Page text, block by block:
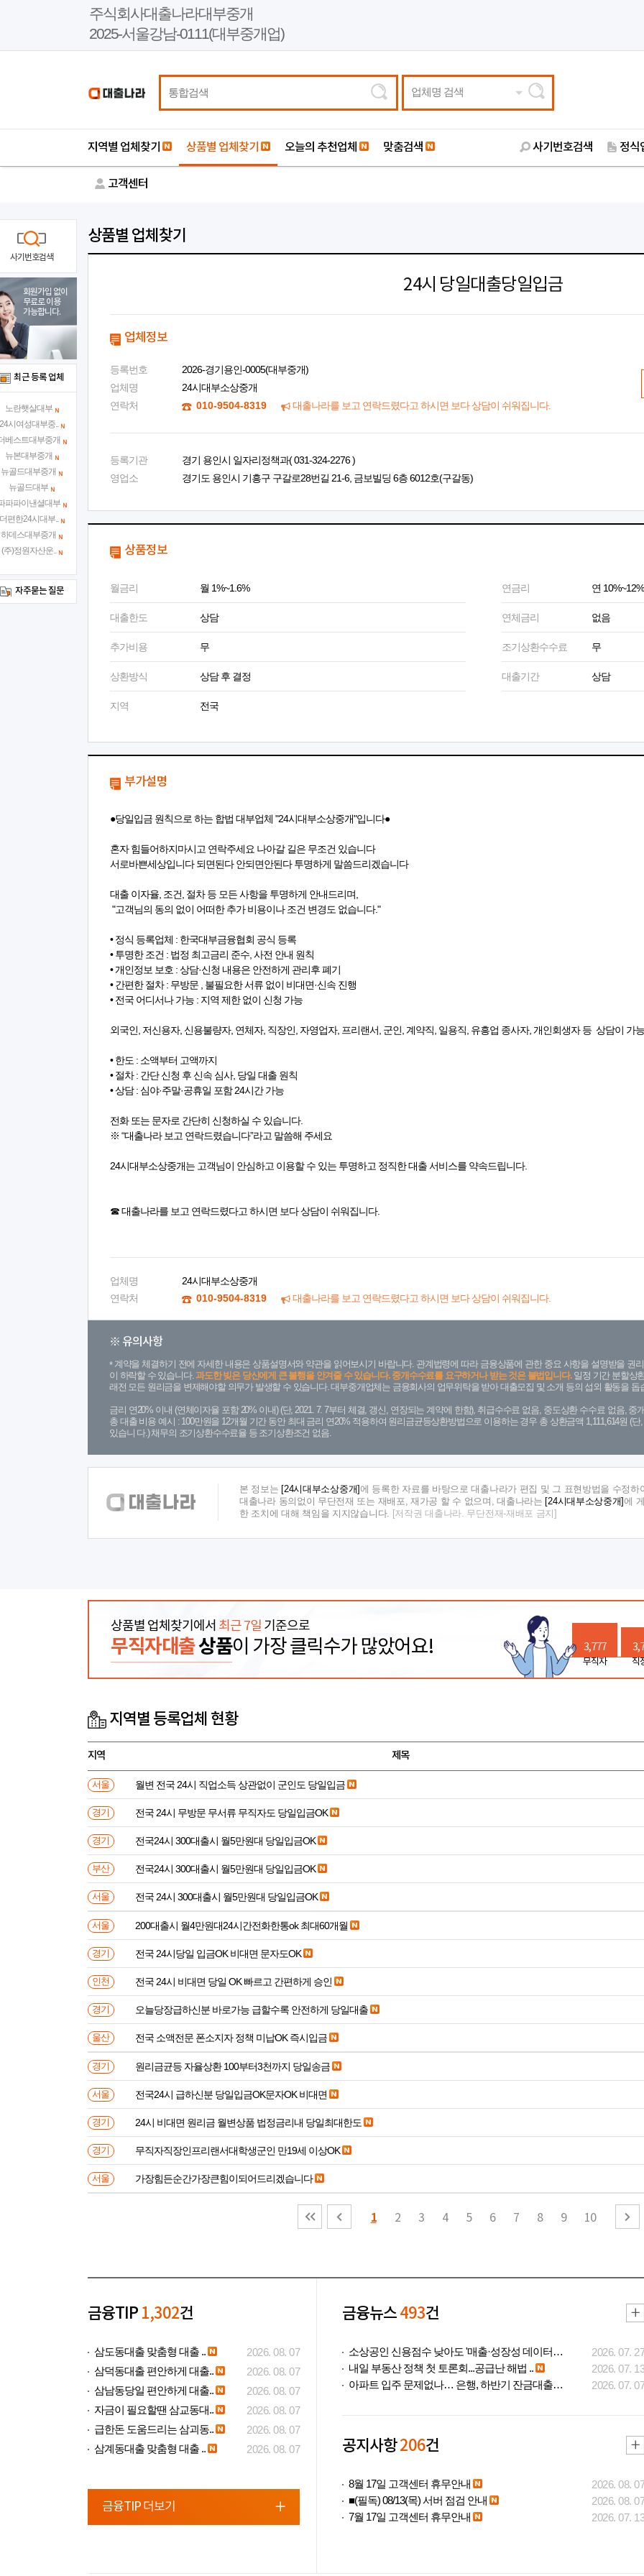
주식회사대출나라대부중개
2025-서울강남-0111(대부중개업)
업체명 검색
지역별 업체찾기 상품별 업체찾기 오늘의 추천업체 맞춤검색 사기번호검색 정식
고객센터
상품별 업체찾기
24시 당일대출당일입금
업체정보
등록번호
2026-경기용인-0005(대부중개)
업체명
24시대부소상중개
연락처
010-9504-8319 대출나라를 보고 연락드렸다고 하시면 보다 상담이 쉬워집니다.
등록기관
경기 용인시 일자리정책과( 031-324-2276 )
영업소
경기도 용인시 기흥구 구갈로28번길 21-6, 금보빌딩 6층 6012호(구갈동)
상품정보
월금리 월 1%~1.6% 연금리 연 10%~12%
대출한도 상담 연체금리 없음
추가비용 무 조기상환수수료 무
상환방식 상담 후 결정 대출기간 상담
지역 전국
부가설명
●당일입금 원칙으로 하는 합법 대부업체 "24시대부소상중개"입니다●
혼자 힘들어하지마시고 연락주세요 나아갈 길은 무조건 있습니다
서로바쁜세상입니다 되면된다 안되면안된다 투명하게 말씀드리겠습니다
대출 이자율, 조건, 절차 등 모든 사항을 투명하게 안내드리며,
"고객님의 동의 없이 어떠한 추가 비용이나 조건 변경도 없습니다."
• 정식 등록업체 : 한국대부금융협회 공식 등록
• 투명한 조건 : 법정 최고금리 준수, 사전 안내 원칙
• 개인정보 보호 : 상담·신청 내용은 안전하게 관리후 폐기
• 간편한 절차 : 무방문 , 불필요한 서류 없이 비대면·신속 진행
• 전국 어디서나 가능 : 지역 제한 없이 신청 가능
외국인, 저신용자, 신용불량자, 연체자, 직장인, 자영업자, 프리랜서, 군인, 계약직, 일용직, 유흥업 종사자, 개인회생자 등 상담이 가
• 한도 : 소액부터 고액까지
• 절차 : 간단 신청 후 신속 심사, 당일 대출 원칙
• 상담 : 심야·주말·공휴일 포함 24시간 가능
전화 또는 문자로 간단히 신청하실 수 있습니다.
※ “대출나라 보고 연락드렸습니다”라고 말씀해 주세요
24시대부소상중개는 고객님이 안심하고 이용할 수 있는 투명하고 정직한 대출 서비스를 약속드립니다.
☎ 대출나라를 보고 연락드렸다고 하시면 보다 상담이 쉬워집니다.
업체명
24시대부소상중개
연락처
010-9504-8319 대출나라를 보고 연락드렸다고 하시면 보다 상담이 쉬워집니다.
※ 유의사항
계약을 체결하기 전에 자세한 내용은 상품설명서와 약관을 읽어보시기 바랍니다. 관계법령에 따라 금융상품에 관한 중요 사항을 설명받을 권
이 하락할 수 있습니다.과도한 빚은 당신에게 큰 불행을 안겨줄 수 있습니다. 중개수수료를 요구하거나 받는 것은 불법입니다.일정 기간 분할상
래전 모든 원리금을 변제해야할 의무가 발생할 수 있습니다. 대부중개업체는 금융회사의 업무위탁을 받아 대출모집 및 소개 등의 섭외 활동을
금리 연20% 이내 (연체이자율 포함 20% 이내) (단, 2021. 7. 7부터 체결, 갱신, 연장되는 계약에 한함), 취급수수료 없음, 중도상환 수수료 없음,
총 대출 비용 예시 : 100만원을 12개월 기간 동안 최대 금리 연20% 적용하여 원리금균등상환방법으로 이용하는 경우 총 상환금액 1,111,614원 (
있습니 다.) 채무의 조기상환수수료율 등 조기상환조건 없음.
본 정보는 [24시대부소상중개] 에 등록한 자료를 바탕으로 대출나라가 편집 및 그 표현방법을 수정하
대출나라 동의없이 무단전재 또는 재배포, 재가공 할 수 없으며, 대출나라는 [24시대부소상중개]에
한 조치에 대해 책임을 지지않습니다.
[저작권 대출나라. 무단전재-재배포 금지]
상품별 업체찾기에서 최근 7일 기준으로
무직자대출상품이 가장 클릭수가 많았어요! 3,777
무직자 직
지역별 등록업체 현황
지역 제목
서울 월변 전국 24시 직업소득 상관없이 군인도 당일입금
경기 전국 24시 무방문 무서류 무직자도 당일입금OK
경기 전국24시 300대출시 월5만원대 당일입금OK
부산 전국24시 300대출시 월5만원대 당일입금OK
서울 전국 24시 300대출시 월5만원대 당일입금OK
서울 200대출시 월4만원대24시간전화한통ok 최대60개월
경기 전국 24시당일 입금OK 비대면 문자도OK
인천 전국 24시 비대면 당일 OK 빠르고 간편하게 승인
경기 오늘당장급하신분 바로가능 급할수록 안전하게 당일대출
울산 전국 소액전문 폰소지자 정책 미납OK 즉시입금
경기 원리금균등 자율상환 100부터3천까지 당일송금
서울 전국24시 급하신분 당일입금OK문자OK 비대면
경기 24시 비대면 원리금 월변상품 법정금리내 당일최대한도
경기 무직자직장인프리랜서대학생군인 만19세 이상OK
서울 가장힘든순간가장큰힘이되어드리겠습니다
1 2 3 4 5 6 7 8 9 10
사기번호검색
회원가입 없이
무료로 이용
가능합니다.
최근 등록 업체
노란햇살대부
시여성대부중..
베스트대부중개
뉴본대부중개
뉴골드대부중개
뉴골드대부
파파이낸셜대부
편한24시대부..
하데스대부중개
(주)정원자산운..
자주묻는 질문
금융TIP 1,302건
삼도동대출 맞춤형 대출 ..
2026. 08. 07
삼덕동대출 편안하게 대출..
2026. 08. 07
삼남동당일 편안하게 대출..
2026. 08. 07
자금이 필요할땐 삼교동대..
2026. 08. 07
급한돈 도움드리는 삼괴동..
2026. 08. 07
삼계동대출 맞춤형 대출 ..
2026. 08. 07
금융TIP 더보기
금융뉴스493건
소상공인 신용점수 낮아도 '매출·성장성 데이터..
2026. 07. 27
내일 부동산 정책 첫 토론회...공급난 해법 ..
2026. 07. 13
아파트 입주 문제없나… 은행, 하반기 잔금대출..
2026. 07. 07
공지사항206건
8월 17일 고객센터 휴무안내
2026. 08. 07
■(필독) 08/13(목) 서버 점검 안내
2026. 08. 07
7월 17일 고객센터 휴무안내
2026. 07. 13